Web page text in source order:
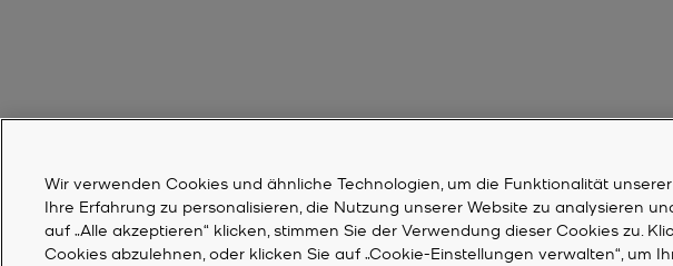
Wir verwenden Cookies und ähnliche Technologien, um die Funktionalität
Ihre Erfahrung zu personalisieren, die Nutzung unserer Website zu analysieren
auf „Alle akzeptieren“ klicken, stimmen Sie der Verwendung dieser Cookies zu.
Cookies abzulehnen, oder klicken Sie auf „Cookie-Einstellungen verwalten“, um